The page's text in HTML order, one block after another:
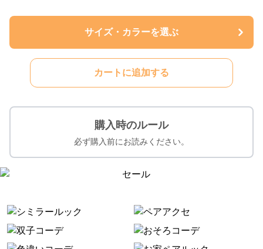
サイズ・カラーを選ぶ
カートに追加する
購入時のルール
必ず購入前にお読みください。